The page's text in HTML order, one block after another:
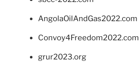
AngolaOilAndGas2022.com
Convoy4Freedom2022.com
grur2023.org